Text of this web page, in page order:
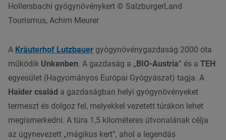
Hollersbachi gyógynövénykert © SalzburgerLand
Tourismus, Achim Meurer
A Kräuterhof Lutzbauer gyógynövénygazdaság 2000 óta
működik Unkenben. A gazdaság a „ BIO-Austria” és a TEH
egyesület (Hagyományos Európai Gyógyászat) tagja. A
Haider család a gazdaságban helyi gyógynövényeket
termeszt és dolgoz fel, melyekkel vezetett túrákon lehet
megismerkedni. A túra 1,5 kilométeres útvonalának célja
az úgynevezett „mágikus kert”, ahol a legendás